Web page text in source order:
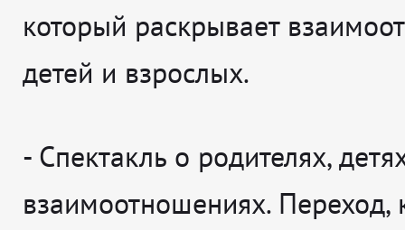
который раскрывает
детей и взрослых.
- Спектакль о родителях,
взаимоотношениях. Переход,